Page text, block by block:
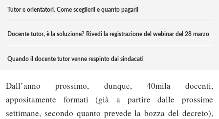
Tutor e orientatori. Come sceglierli e quanto pagarli
Docente tutor, è la soluzione? Rivedi la registrazione del webinar del 28 marzo
Quando il docente tutor venne respinto dai sindacati
Dall’anno prossimo, dunque, 40mila docenti,
appositamente formati (già a partire dalle prossime
settimane, secondo quanto prevede la bozza del decreto),